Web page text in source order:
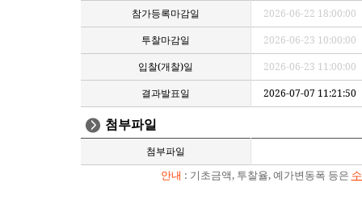
참가등록마감일
2026-06-22 18:00:00
투찰마감일
2026-06-23 10:00:00
입찰(개찰)일
2026-06-23 11:00:00
결과발표일
2026-07-07 11:21:50
첨부파일
첨부파일
안내 : 기초금액, 투찰율, 예가변동폭 등은